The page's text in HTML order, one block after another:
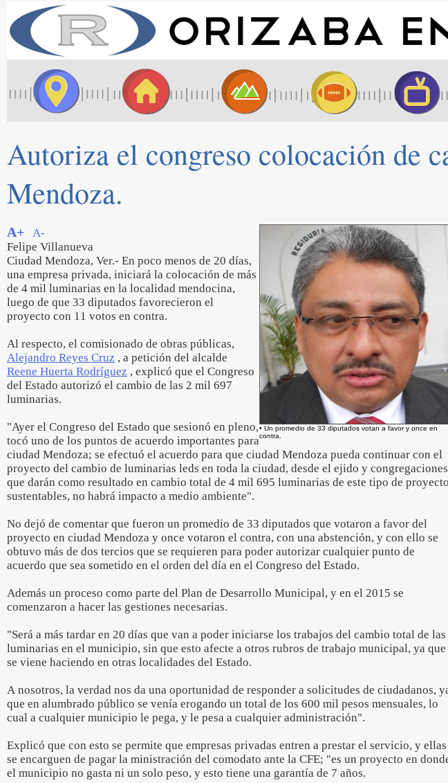
Autoriza el congreso colocación de
Mendoza.
• Un promedio de 33 diputados votan a favor y once en
contra.
A+
A-
Felipe Villanueva
Ciudad Mendoza, Ver.- En poco menos de 20 días,
una empresa privada, iniciará la colocación de más
de 4 mil luminarias en la localidad mendocina,
luego de que 33 diputados favorecieron el
proyecto con 11 votos en contra.
Al respecto, el comisionado de obras públicas,
Alejandro Reyes Cruz , a petición del alcalde
Reene Huerta Rodríguez , explicó que el Congreso
del Estado autorizó el cambio de las 2 mil 697
luminarias.
"Ayer el Congreso del Estado que sesionó en pleno,
tocó uno de los puntos de acuerdo importantes para
ciudad Mendoza; se efectuó el acuerdo para que ciudad Mendoza pueda continuar con el
proyecto del cambio de luminarias leds en toda la ciudad, desde el ejido y
que darán como resultado en cambio total de 4 mil 695 luminarias de este tipo de
sustentables, no habrá impacto a medio ambiente".
No dejó de comentar que fueron un promedio de 33 diputados que votaron a favor del
proyecto en ciudad Mendoza y once votaron el contra, con una abstención, y con ello se
obtuvo más de dos tercios que se requieren para poder autorizar cualquier punto de
acuerdo que sea sometido en el orden del día en el Congreso del Estado.
Además un proceso como parte del Plan de Desarrollo Municipal, y en el 2015 se
comenzaron a hacer las gestiones necesarias.
"Será a más tardar en 20 días que van a poder iniciarse los trabajos del cambio total de las
luminarias en el municipio, sin que esto afecte a otros rubros de trabajo municipal, ya que
se viene haciendo en otras localidades del Estado.
A nosotros, la verdad nos da una oportunidad de responder a solicitudes de ciudadanos,
que en alumbrado público se venía erogando un total de los 600 mil pesos mensuales, lo
cual a cualquier municipio le pega, y le pesa a cualquier administración".
Explicó que con esto se permite que empresas privadas entren a prestar el servicio, y ellas
se encarguen de pagar la ministración del comodato ante la CFE; "es un proyecto en
el municipio no gasta ni un solo peso, y esto tiene una garantía de 7 años.